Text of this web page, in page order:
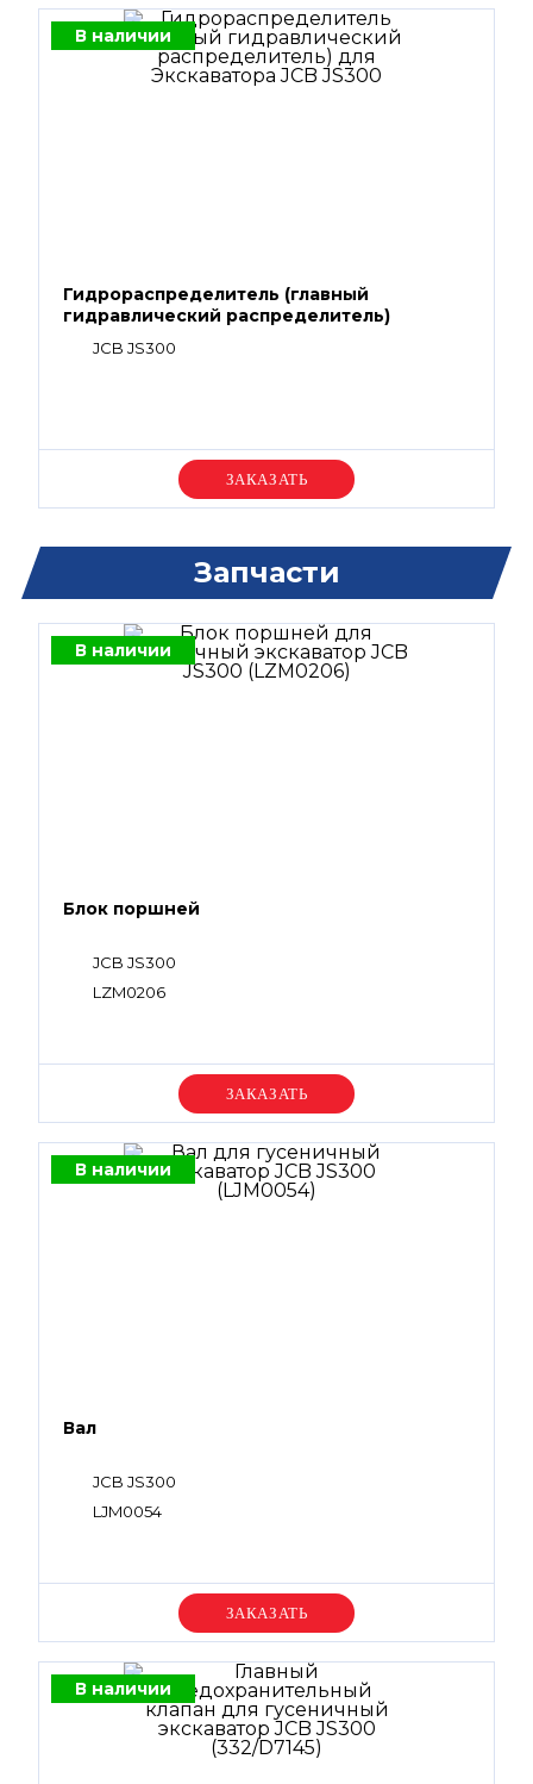
В наличии
Гидрораспределитель (главный
гидравлический распределитель)
JCB JS300
Уточняйте цену
Запчасти
В наличии
Блок поршней
JCB JS300
LZM0206
Уточняйте цену
В наличии
Вал
JCB JS300
LJM0054
Уточняйте цену
В наличии